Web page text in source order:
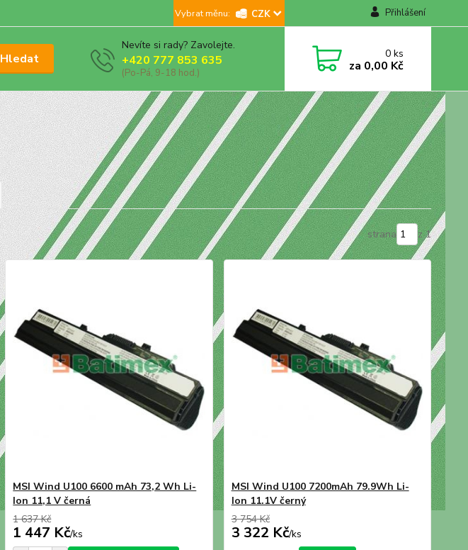
CZK Přihlášení
Hledat
Nevíte si rady? Zavolejte.
+420 777 853 635
(Po-Pá, 9-18 hod.)
0ks
za 0,00 Kč
strana z 1
MSI Wind U100 6600 mAh 73,2 Wh Li-
Ion 11,1 V černá
1 637 Kč
1 447 Kč/ks
MSI Wind U100 7200mAh 79.9Wh Li-
Ion 11.1V černý
3 754 Kč
3 322 Kč/ks